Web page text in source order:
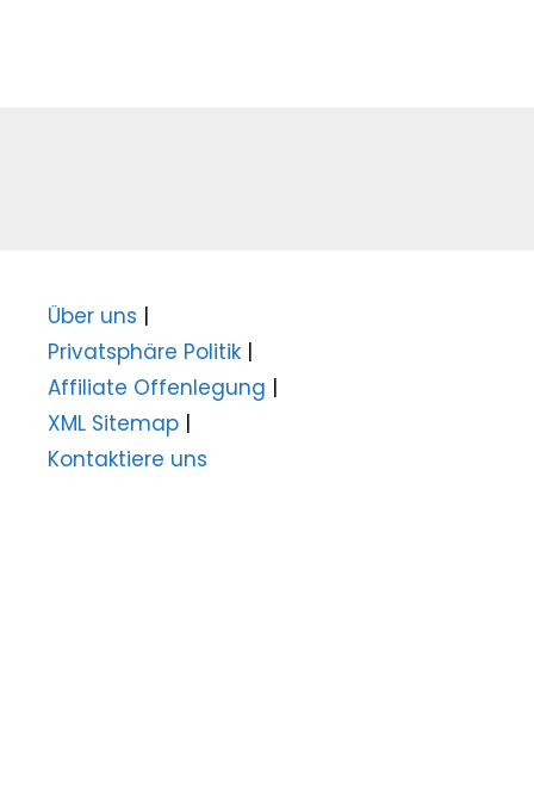
Über uns |
Privatsphäre Politik |
Affiliate Offenlegung |
XML Sitemap |
Kontaktiere uns